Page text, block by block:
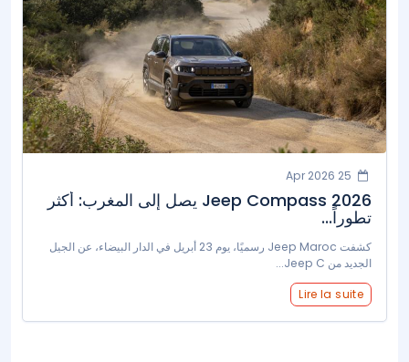
Jeep Compass 2026 يصل إلى المغرب: أكثر
تطوراً...
كشفت Jeep Maroc رسميًا، يوم 23 أبريل في الدار البيضاء، عن الجيل
الجديد من Jeep C...
Lire la suite